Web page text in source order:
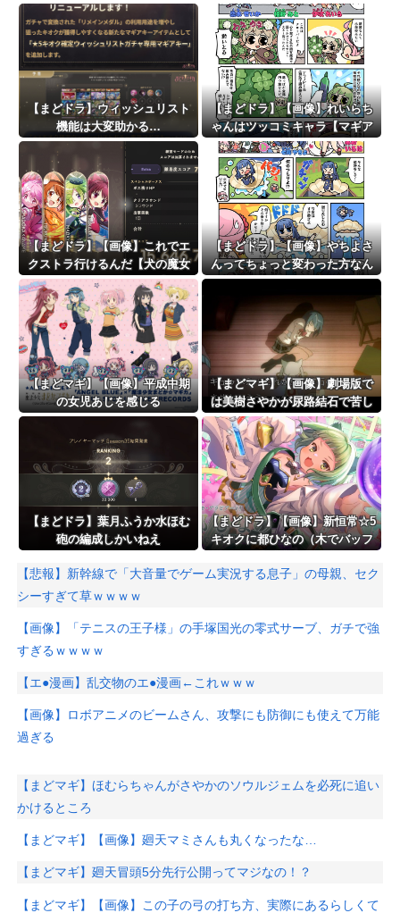
【まどドラ】ウィッシュリスト
機能は大変助かる…
【まどドラ】【画像】れいらち
ゃんはツッコミキャラ【マギア
☆エトセトラ 第96話】
【まどドラ】【画像】これでエ
クストラ行けるんだ【犬の魔女
エクセドラクライシス】
【まどドラ】【画像】やちよさ
んってちょっと変わった方なん
ですかね？【マギア☆エトセト
ラ 第93話】
【まどマギ】【画像】平成中期
の女児あじを感じる
【まどマギ】【画像】劇場版で
は美樹さやかが尿路結石で苦し
むシーンが追加されたってホン
トですか？
【まどドラ】葉月ふうか水ほむ
砲の編成しかいねえ
【まどドラ】【画像】新恒常☆5
キオクに都ひなの（木でバッフ
ー）！！！！新限定☆5キオクに
【悲報】新幹線で「大音量でゲーム実況する息子」の母親、セク
シーすぎて草ｗｗｗｗ
【画像】「テニスの王子様」の手塚国光の零式サーブ、ガチで強
すぎるｗｗｗｗ
【エ●漫画】乱交物のエ●漫画←これｗｗｗ
【画像】ロボアニメのビームさん、攻撃にも防御にも使えて万能
過ぎる
【まどマギ】ほむらちゃんがさやかのソウルジェムを必死に追い
かけるところ
【まどマギ】【画像】廻天マミさんも丸くなったな…
【まどマギ】廻天冒頭5分先行公開ってマジなの！？
【まどマギ】【画像】この子の弓の打ち方、実際にあるらしくて